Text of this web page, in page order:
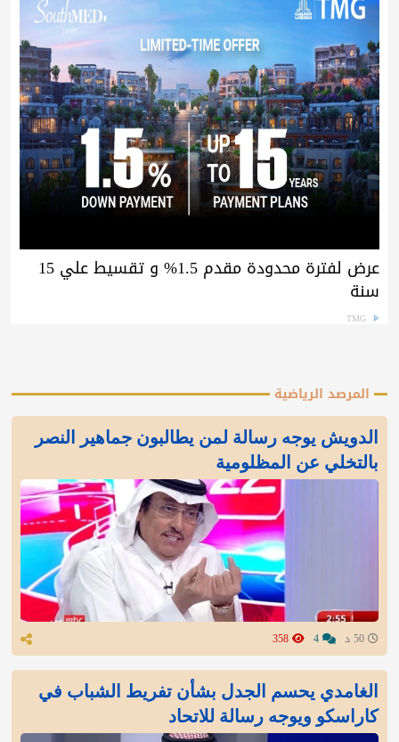
عرض لفترة محدودة مقدم 1.5% و تقسيط علي 15
سنة
TMG
المرصد الرياضية
الدويش يوجه رسالة لمن يطالبون جماهير النصر
بالتخلي عن المظلومية
الغامدي يحسم الجدل بشأن تفريط الشباب في
كاراسكو ويوجه رسالة للاتحاد